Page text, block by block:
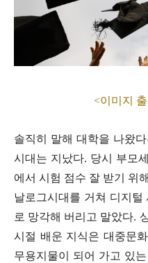
<이미지
솔직히 말해 대학을 나왔
시대는 지났다. 당시 부모
에서 시험 점수 잘 받기 위
날로그시대를 거쳐 디지털
로 망각해 버리고 말았다.
시절 배운 지식은 대중문
무용지물이 되어 가고 있